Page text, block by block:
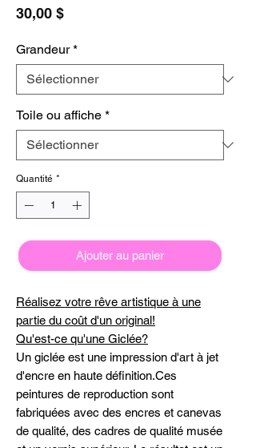
30,00 $Prix
Grandeur *
Toile ou affiche *
Quantité *
Ajouter au panier
Réalisez votre rêve artistique à une
partie du coût d'un original!
Qu'est-ce qu'une Giclée?
Un giclée est une impression d'art à jet
d'encre en haute définition.Ces
peintures de reproduction sont
fabriquées avec des encres et canevas
de qualité, des cadres de qualité musée